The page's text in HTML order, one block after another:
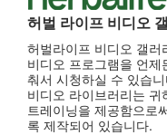
허벌 라이프 비디오
허벌라이프 비디오 갤
비디오 프로그램을 언
춰서 시청하실 수 있습
비디오 라이브러리는
트레이닝을 제공함으로
록 제작되어 있습니다.
HL/Skin 10% 나이아신아마